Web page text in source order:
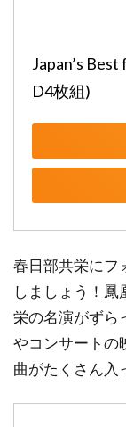
Japan’s
D4枚組)
春日部共栄にフ
しましょう！
栄の名演がずら
やコンサートの
曲がたくさん入